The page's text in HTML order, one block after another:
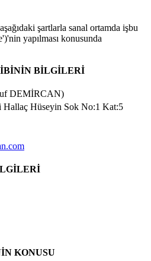
şartlarla sanal ortamda işbu
yapılması konusunda
BİLGİLERİ
DEMİRCAN)
Hallaç Hüseyin Sok No:1 Kat:5
KONUSU